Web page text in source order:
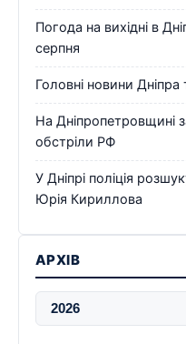
Погода на вихідні в
серпня
Головні новини Дніпра
На Дніпропетровщині
обстріли РФ
У Дніпрі поліція
Юрія Кириллова
АРХІВ